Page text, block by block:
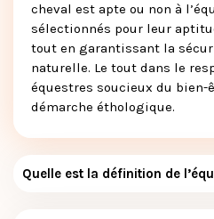
cheval est apte ou non à
sélectionnés pour leur
tout en garantissant la
naturelle. Le tout dans le
équestres soucieux du bien-
démarche éthologique.
Quelle est la définition de